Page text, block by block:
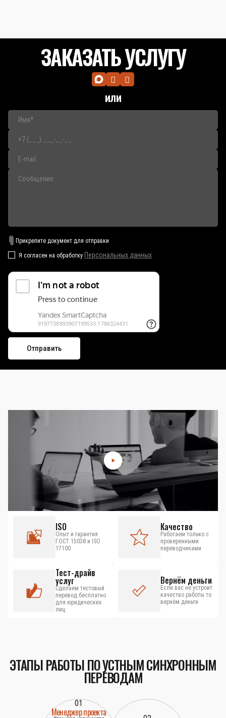
ЗАКАЗАТЬ УСЛУГУ
или
Прикрепите документ для отправки
Я согласен на обработку Персональных данных
ISO
Опыт и гарантия
ГОСТ 15038 и ISO
17100
Качество
Работаем только с
проверенными
переводчиками
Тест-драйв
услуг
Сделаем тестовый
перевод бесплатно
для юридических
лиц
Вернём деньги
Если вас не устроит
качество работы то
вернём деньги
ЭТАПЫ РАБОТЫ ПО УСТНЫМ СИНХРОННЫМ
ПЕРЕВОДАМ
01
Менеджер проекта